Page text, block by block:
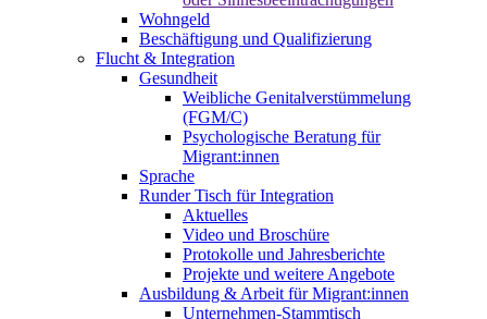
Wohngeld
Beschäftigung und Qualifizierung
Flucht & Integration
Gesundheit
Weibliche Genitalverstümmelung
(FGM/C)
Psychologische Beratung für
Migrant:innen
Sprache
Runder Tisch für Integration
Aktuelles
Video und Broschüre
Protokolle und Jahresberichte
Projekte und weitere Angebote
Ausbildung & Arbeit für Migrant:innen
Unternehmen-Stammtisch